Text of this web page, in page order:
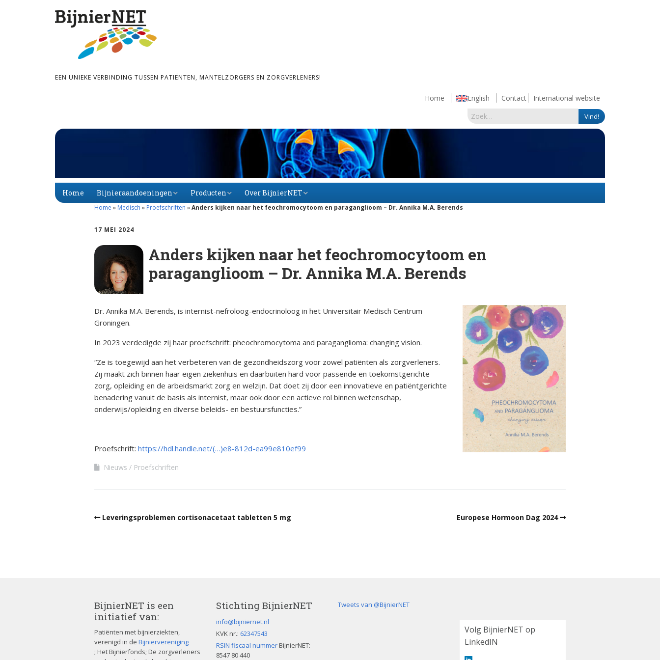
EEN UNIEKE VERBINDING TUSSEN PATIËNTEN, MANTELZORGERS EN ZORGVERLENERS!
Home English Contact International website
Home Bijnieraandoeningen
Secundaire
bijnierschorsinsufficië
ntie
bijnierschorsinsufficië
ntie
Immuuntherapie en de
bijnier
Syndroom van Cushing
Adrenogenitaal
syndroom (AGS)
hyperaldosteronisme
Bijnierschorscarcinoom
Producten
Bijnier app
Dossier
Factsheets Arbeid en
ziek zijn
Bijnieraandoeningen
bijniercrisis
Over BijnierNET
Bestuursleden
Jaarverslagen
Home » Medisch » Proefschriften »Anders kijken naar het feochromocytoom en paraganglioom – Dr. Annika M.A. Berends
17 MEI 2024
Anders kijken naar het feochromocytoom en
paraganglioom – Dr. Annika M.A. Berends
Dr. Annika M.A. Berends, is internist-nefroloog-endocrinoloog in het Universitair Medisch Centrum
Groningen.
In 2023 verdedigde zij haar proefschrift: pheochromocytoma and paraganglioma: changing vision.
“Ze is toegewijd aan het verbeteren van de gezondheidszorg voor zowel patiënten als zorgverleners.
Zij maakt zich binnen haar eigen ziekenhuis en daarbuiten hard voor passende en toekomstgerichte
zorg, opleiding en de arbeidsmarkt zorg en welzijn. Dat doet zij door een innovatieve en patiëntgerichte
benadering vanuit de basis als internist, maar ook door een actieve rol binnen wetenschap,
onderwijs/opleiding en diverse beleids- en bestuursfuncties.”
Proefschrift: https://hdl.handle.net/(…)e8-812d-ea99e810ef99
Nieuws Proefschriften
Leveringsproblemen cortisonacetaat tabletten 5 mg Europese Hormoon Dag 2024
BijnierNET is een
initiatief van:
Patiënten met bijnierziekten,
verenigd in de Bijniervereniging
; Het Bijnierfonds; De zorgverleners
Stichting BijnierNET
info@bijniernet.nl
KVK nr.: 62347543
RSIN fiscaal nummerBijnierNET:
8547 80 440
Tweets van @BijnierNET
Volg BijnierNET op
LinkedIN